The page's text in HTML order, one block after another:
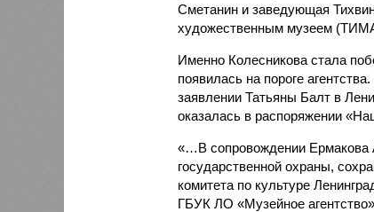
Сметанин и заведующая
художественным музеем
Именно Колесникова стала
появилась на пороге
заявлении Татьяны Балт в
оказалась в распоряжении
«…В сопровождении Ермакова
государственной охраны,
комитета по культуре
ГБУК ЛО «Музейное